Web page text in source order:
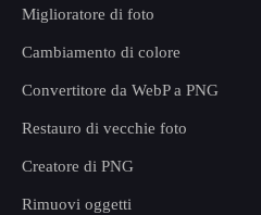
Miglioratore di foto
Cambiamento di colore
Convertitore da WebP a PNG
Restauro di vecchie foto
Creatore di PNG
Rimuovi oggetti